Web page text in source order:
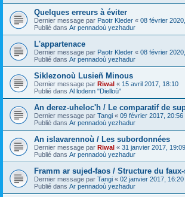
Quelques erreurs à éviter
Dernier message par Paotr Kleder « 08 février
Publié dans Ar pennadoù yezhadur
L'appartenace
Dernier message par Paotr Kleder « 08 février
Publié dans Ar pennadoù yezhadur
Siklezonoù Lusieñ Minous
Dernier message par Riwal « 15 avril 2017, 18:10
Publié dans Al lodenn "Dielloù"
An derez-uheloc'h / Le comparatif de
Dernier message par Tangi « 09 février 2017, 20:56
Publié dans Ar pennadoù yezhadur
An islavarennoù / Les subordonnées
Dernier message par Riwal « 31 janvier 2017, 19:09
Publié dans Ar pennadoù yezhadur
Framm ar sujed-faos / Structure du
Dernier message par Tangi « 02 janvier 2017, 16:20
Publié dans Ar pennadoù yezhadur